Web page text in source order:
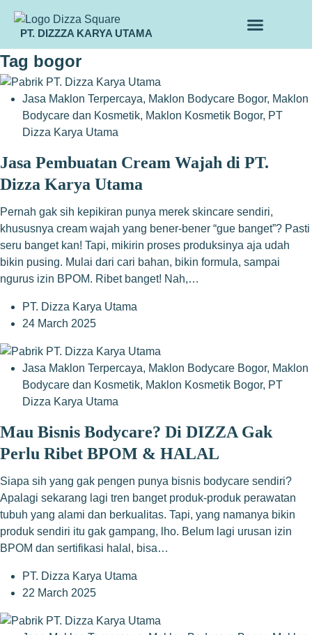
PT. DIZZZA KARYA UTAMA
Tag bogor
Jasa Maklon Terpercaya, Maklon Bodycare Bogor, Maklon
Bodycare dan Kosmetik, Maklon Kosmetik Bogor, PT
Dizza Karya Utama
Jasa Pembuatan Cream Wajah di PT.
Dizza Karya Utama
Pernah gak sih kepikiran punya merek skincare sendiri,
khususnya cream wajah yang bener-bener “gue banget”? Pasti
seru banget kan! Tapi, mikirin proses produksinya aja udah
bikin pusing. Mulai dari cari bahan, bikin formula, sampai
ngurus izin BPOM. Ribet banget! Nah,…
PT. Dizza Karya Utama
24 March 2025
Jasa Maklon Terpercaya, Maklon Bodycare Bogor, Maklon
Bodycare dan Kosmetik, Maklon Kosmetik Bogor, PT
Dizza Karya Utama
Mau Bisnis Bodycare? Di DIZZA Gak
Perlu Ribet BPOM & HALAL
Siapa sih yang gak pengen punya bisnis bodycare sendiri?
Apalagi sekarang lagi tren banget produk-produk perawatan
tubuh yang alami dan berkualitas. Tapi, yang namanya bikin
produk sendiri itu gak gampang, lho. Belum lagi urusan izin
BPOM dan sertifikasi halal, bisa…
PT. Dizza Karya Utama
22 March 2025